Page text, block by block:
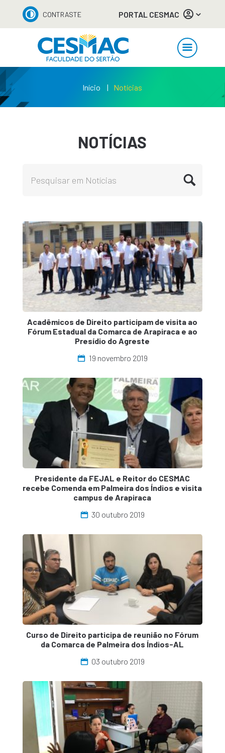
CONTRASTE PORTAL CESMAC
Início Notícias
NOTÍCIAS
Acadêmicos de Direito participam de visita ao
Fórum Estadual da Comarca de Arapiraca e ao
Presídio do Agreste
19 novembro 2019
Presidente da FEJAL e Reitor do CESMAC
recebe Comenda em Palmeira dos Índios e visita
campus de Arapiraca
30 outubro 2019
Curso de Direito participa de reunião no Fórum
da Comarca de Palmeira dos Índios-AL
03 outubro 2019